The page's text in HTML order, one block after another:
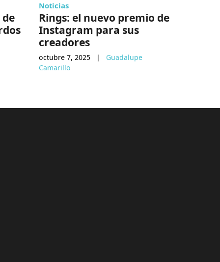
Noticias
Rings: el nuevo premio de
Instagram para sus
creadores
octubre 7, 2025 |
Guadalupe
Camarillo